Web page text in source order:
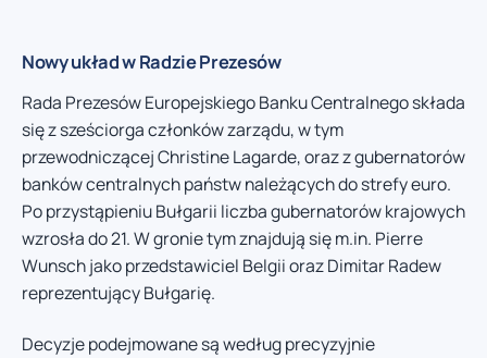
Nowy układ w Radzie Prezesów
Rada Prezesów Europejskiego Banku Centralnego składa
się z sześciorga członków zarządu, w tym
przewodniczącej Christine Lagarde, oraz z gubernatorów
banków centralnych państw należących do strefy euro.
Po przystąpieniu Bułgarii liczba gubernatorów krajowych
wzrosła do 21. W gronie tym znajdują się m.in. Pierre
Wunsch jako przedstawiciel Belgii oraz Dimitar Radew
reprezentujący Bułgarię.
Decyzje podejmowane są według precyzyjnie